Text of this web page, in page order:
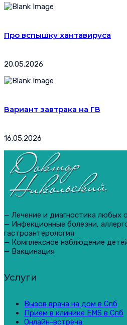
Про вспышку хантавируса
20.05.2026
Вариант завтрака на ГВ
16.05.2026
— Лечение и диагностика любых
— Инфекционные болезни,
гастроэнтерология
— Комплексное наблюдение
— Вакцинация
Услуги
Вызов врача на дом в Спб
Прием в клинике EMS в Спб
Онлайн-встреча